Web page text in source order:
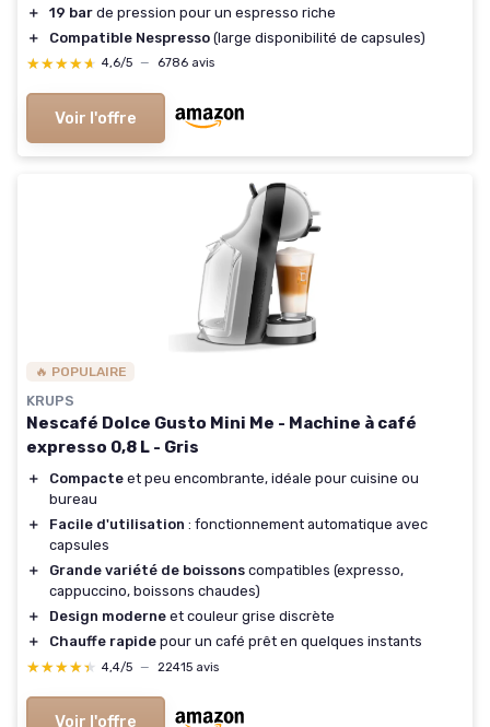
＋
19 bar de pression pour un espresso riche
＋
Compatible Nespresso (large disponibilité de capsules)
★★★★★
★★★★★ 4,6/5 — 6786 avis
Voir l'offre
🔥 POPULAIRE
KRUPS
Nescafé Dolce Gusto Mini Me - Machine à café
expresso 0,8 L - Gris
＋ Compacte et peu encombrante, idéale pour cuisine ou
bureau
＋
Facile d'utilisation : fonctionnement automatique avec
capsules
＋
Grande variété de boissons compatibles (expresso,
cappuccino, boissons chaudes)
＋
Design moderne et couleur grise discrète
＋
Chauffe rapide pour un café prêt en quelques instants
★★★★★
★★★★★ 4,4/5 — 22415 avis
Voir l'offre